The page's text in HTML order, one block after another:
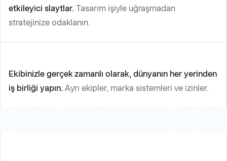
etkileyici slaytlar. Tasarım işiyle uğraşmadan
stratejinize odaklanın.
Ekibinizle gerçek zamanlı olarak, dünyanın her yerinden
iş birliği yapın. Ayrı ekipler, marka sistemleri ve izinler.